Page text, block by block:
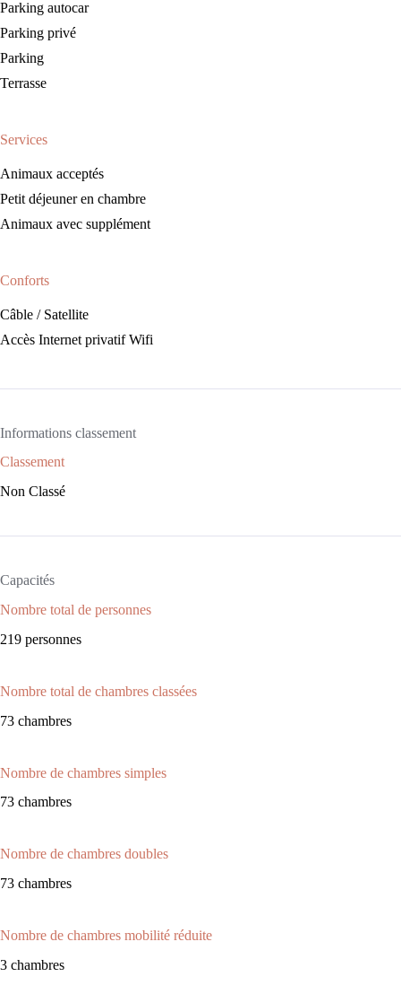
Parking autocar
Parking privé
Parking
Terrasse
Services
Animaux acceptés
Petit déjeuner en chambre
Animaux avec supplément
Conforts
Câble / Satellite
Accès Internet privatif Wifi
Informations classement
Classement
Non Classé
Capacités
Nombre total de personnes
219 personnes
Nombre total de chambres classées
73 chambres
Nombre de chambres simples
73 chambres
Nombre de chambres doubles
73 chambres
Nombre de chambres mobilité réduite
3 chambres